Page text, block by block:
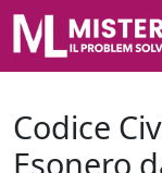
Codice
Esonero